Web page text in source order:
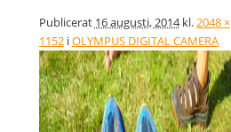
Publicerat 16 augusti, 2014kl.2048 ×
1152iOLYMPUS DIGITAL CAMERA